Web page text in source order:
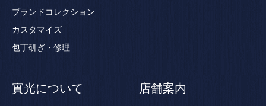
ブランドコレクション
カスタマイズ
包丁研ぎ・修理
實光について 店舗案内